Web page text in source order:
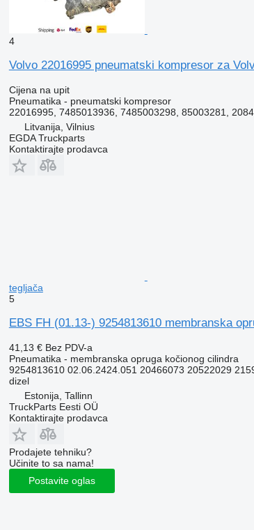
4
Volvo 22016995 pneumatski kompresor za
Cijena na upit
Pneumatika - pneumatski kompresor
22016995, 7485013936, 7485003298, 85003281,
Litvanija, Vilnius
EGDA Truckparts
Kontaktirajte prodavca
tegljača
5
EBS FH (01.13-) 9254813610 membranska
41,13 € Bez PDV-a
Pneumatika - membranska opruga kočionog cilindra
9254813610 02.06.2424.051 20466073 20522029
dizel
Estonija, Tallinn
TruckParts Eesti OÜ
Kontaktirajte prodavca
Prodajete tehniku?
Učinite to sa nama!
Postavite oglas